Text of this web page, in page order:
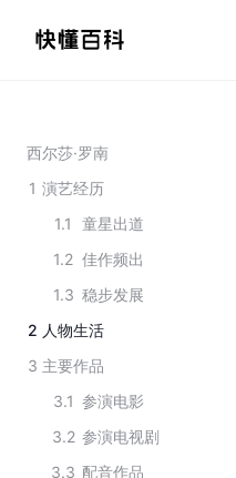
西尔莎·罗南
1 演艺经历
1.1
童星出道
1.2 佳作频出
1.3 稳步发展
2 人物生活
3 主要作品
3.1 参演电影
3.2 参演电视剧
3.3 配音作品